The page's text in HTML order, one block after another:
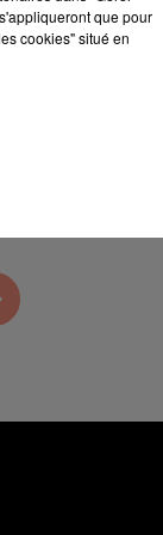
Scream
que pour
cookies" situé en